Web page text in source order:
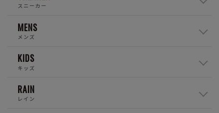
スニーカー
MENS
メンズ
KIDS
キッズ
RAIN
レイン